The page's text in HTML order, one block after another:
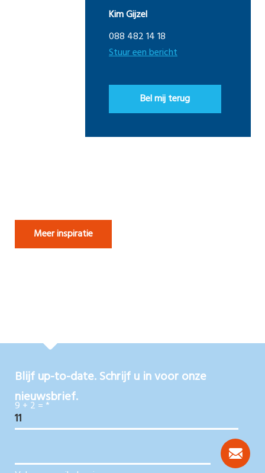
Kim Gijzel
088 482 14 18
Stuur een bericht
Bel mij terug
Meer inspiratie
Blijf up-to-date. Schrijf u in voor onze
nieuwsbrief.
9 + 2 = *